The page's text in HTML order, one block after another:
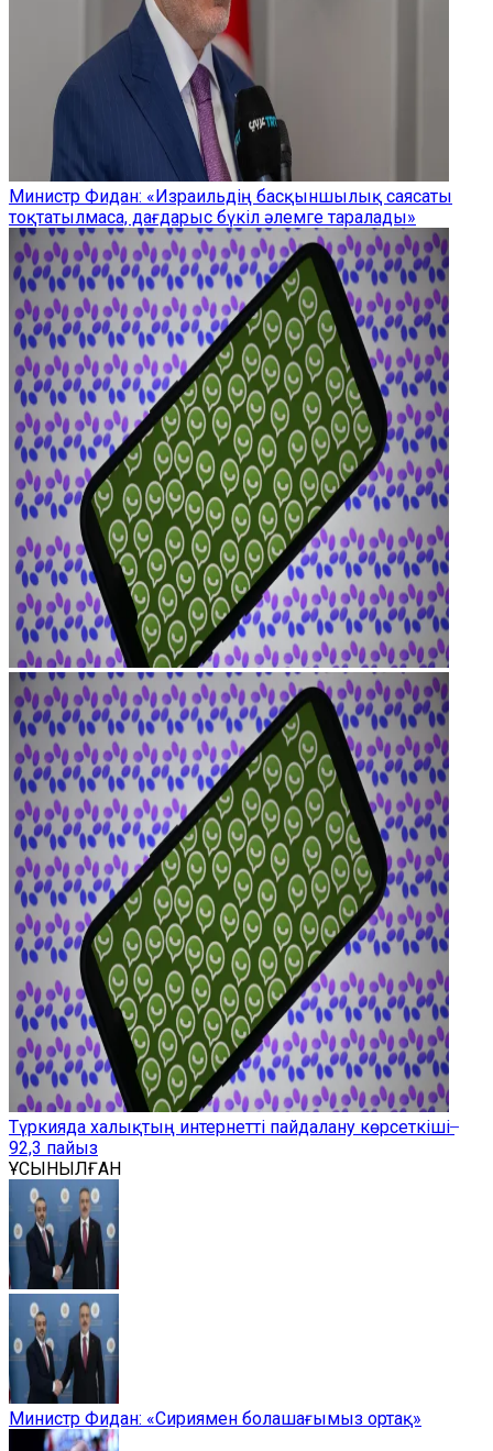
Министр Фидан: «Израильдің басқыншылық саясаты
тоқтатылмаса, дағдарыс бүкіл әлемге таралады»
Түркияда халықтың интернетті пайдалану көрсеткіші ̶
92,3 пайыз
ҰСЫНЫЛҒАН
Министр Фидан: «Сириямен болашағымыз ортақ»